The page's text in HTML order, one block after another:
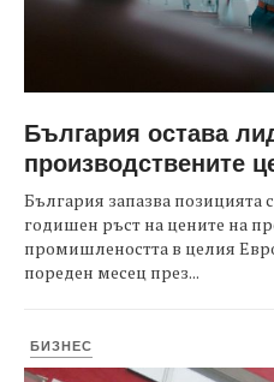
България остава
производствените
България запазва позицията
годишен ръст на цените на
промишлеността в целия
пореден месец през...
БИЗНЕС